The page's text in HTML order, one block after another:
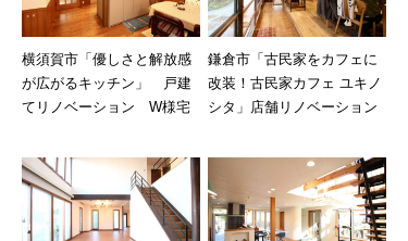
横須賀市「優しさと解放感
が広がるキッチン」 戸建
てリノベーション W様宅
鎌倉市「古民家をカフェに
改装！古民家カフェ ユキノ
シタ」店舗リノベーション